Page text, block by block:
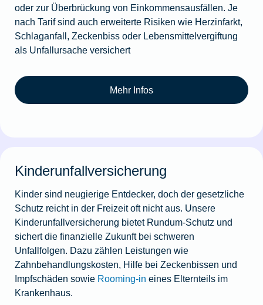
oder zur Überbrückung von Einkommensausfällen. Je
nach Tarif sind auch erweiterte Risiken wie Herzinfarkt,
Schlaganfall, Zeckenbiss oder Lebensmittelvergiftung
als Unfallursache versichert
Mehr Infos
Kinderunfallversicherung
Kinder sind neugierige Entdecker, doch der gesetzliche
Schutz reicht in der Freizeit oft nicht aus. Unsere
Kinderunfallversicherung bietet Rundum-Schutz und
sichert die finanzielle Zukunft bei schweren
Unfallfolgen. Dazu zählen Leistungen wie
Zahnbehandlungskosten, Hilfe bei Zeckenbissen und
Impfschäden sowie Rooming-in eines Elternteils im
Krankenhaus.